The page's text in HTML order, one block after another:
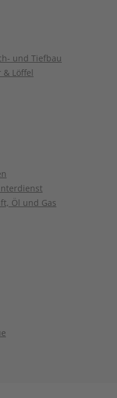
und Tiefbau
& Löffel
Öl und Gas